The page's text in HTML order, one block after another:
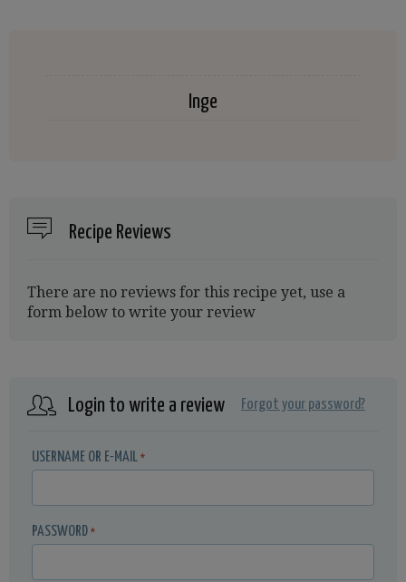
Inge
Recipe Reviews
There are no reviews for this recipe yet, use a
form below to write your review
Login to write a review Forgot your password?
USERNAME OR E-MAIL *
PASSWORD *